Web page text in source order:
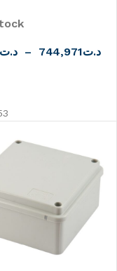
– د.ت744,971